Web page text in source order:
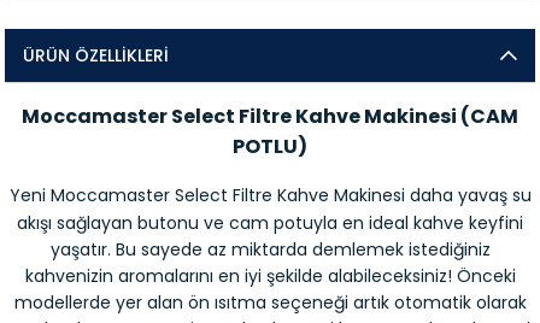
ÜRÜN ÖZELLIKLERI
Moccamaster Select Filtre Kahve Makinesi (CAM
POTLU)
Yeni Moccamaster Select Filtre Kahve Makinesi daha yavaş su
akışı sağlayan butonu ve cam potuyla en ideal kahve keyfini
yaşatır. Bu sayede az miktarda demlemek istediğiniz
kahvenizin aromalarını en iyi şekilde alabileceksiniz! Önceki
modellerde yer alan ön ısıtma seçeneği artık otomatik olarak